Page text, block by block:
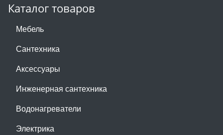
Каталог товаров
Мебель
Сантехника
Аксессуары
Инженерная сантехника
Водонагреватели
Электрика